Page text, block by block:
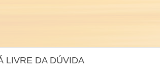
LIVRE DA DÚVIDA